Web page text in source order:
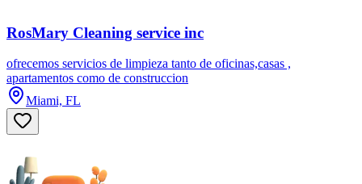
RosMary Cleaning service inc
ofrecemos servicios de limpieza tanto de oficinas,casas ,
apartamentos como de construccion
Miami, FL